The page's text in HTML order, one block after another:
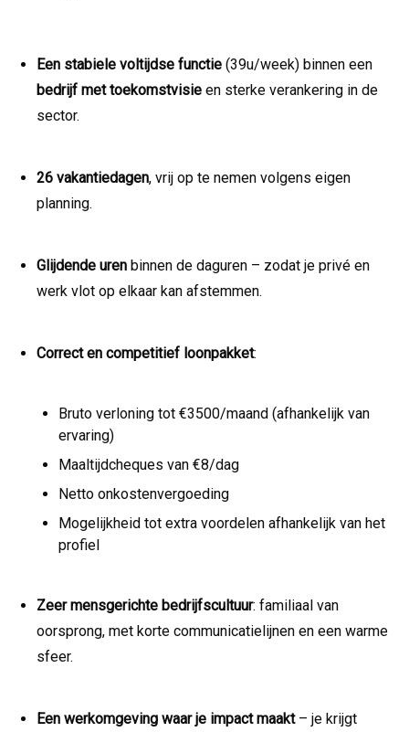
Een stabiele voltijdse functie (39u/week) binnen een
bedrijf met toekomstvisie en sterke verankering in de
sector.
26 vakantiedagen, vrij op te nemen volgens eigen
planning.
Glijdende uren binnen de daguren – zodat je privé en
werk vlot op elkaar kan afstemmen.
Correct en competitief loonpakket:
Bruto verloning tot €3500/maand (afhankelijk van
ervaring)
Maaltijdcheques van €8/dag
Netto onkostenvergoeding
Mogelijkheid tot extra voordelen afhankelijk van het
profiel
Zeer mensgerichte bedrijfscultuur: familiaal van
oorsprong, met korte communicatielijnen en een warme
sfeer.
Een werkomgeving waar je impact maakt– je krijgt